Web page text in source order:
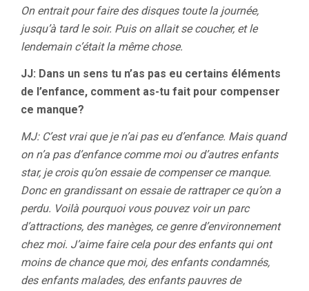
On entrait pour faire des disques toute la journée,
jusqu’à tard le soir. Puis on allait se coucher, et le
lendemain c’était la même chose.
JJ: Dans un sens tu n’as pas eu certains éléments
de l’enfance, comment as-tu fait pour compenser
ce manque?
MJ: C’est vrai que je n’ai pas eu d’enfance. Mais quand
on n’a pas d’enfance comme moi ou d’autres enfants
star, je crois qu’on essaie de compenser ce manque.
Donc en grandissant on essaie de rattraper ce qu’on a
perdu. Voilà pourquoi vous pouvez voir un parc
d’attractions, des manèges, ce genre d’environnement
chez moi. J’aime faire cela pour des enfants qui ont
moins de chance que moi, des enfants condamnés,
des enfants malades, des enfants pauvres de